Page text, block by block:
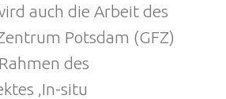
auch die Arbeit des
Potsdam (GFZ)
des
‚In-situ